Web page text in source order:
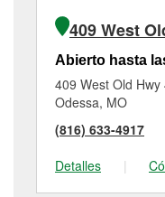
409 West
Abierto hasta
409 West Old Hwy
Odessa, MO
(816) 633-4917
Detalles
|